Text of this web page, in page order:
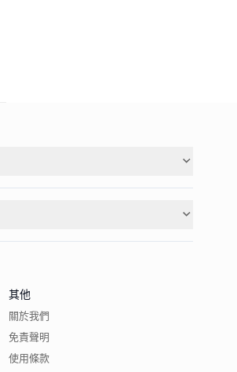
其他
關於我們
免責聲明
使用條款